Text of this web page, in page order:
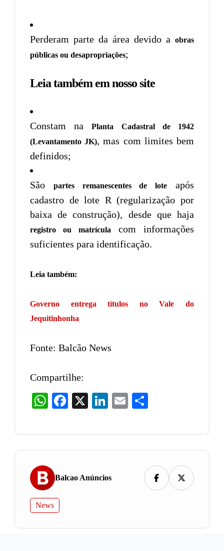
Perderam parte da área devido a obras
públicas ou desapropriações;
Leia também em nosso site
Constam naPlanta Cadastral de 1942
(Levantamento JK), mas com limites bem
definidos;
São partes remanescentes de lote
após
cadastro de lote R (regularização por
baixa de construção), desde que haja
registro ou matrícula
com informações
suficientes para identificação.
Leia também:
Governo entrega títulos no Vale do
Jequitinhonha
Fonte: Balcão News
Compartilhe:
WhatsAppFacebook LinkedIn
Email
Balcao Anúncios
News